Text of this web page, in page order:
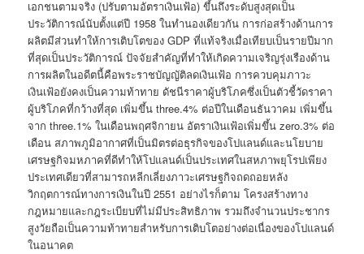
เอกชนตามจริง (ปรับตามอัตราเงินเฟ้อ) ขึ้นถึงระดับสูงสุดเป็น
ประวัติการณ์นับตั้งแต่ปี 1958 ในทำนองเดียวกัน การก่อสร้างด้านการ
ผลิตมีส่วนทำให้การเติบโตของ GDP ที่แท้จริงเมื่อเทียบเป็นรายปีมาก
ที่สุดเป็นประวัติการณ์ ปัจจัยสำคัญที่ทำให้เกิดความเจริญรุ่งเรืองด้าน
การผลิตในอดีตนี้คือพระราชบัญญัติลดเงินเฟ้อ การควบคุมภาวะ
เงินเฟ้อยังคงเป็นความท้าทาย ดัชนีราคาผู้บริโภคซึ่งเป็นตัวชี้วัดราคา
ผู้บริโภคที่กว้างที่สุด เพิ่มขึ้น three.4% ต่อปีในเดือนธันวาคม เพิ่มขึ้น
จาก three.1% ในเดือนพฤศจิกายน อัตราเงินเฟ้อเพิ่มขึ้น zero.3% ต่อ
เดือน สภาพภูมิอากาศที่เป็นมิตรต่อธุรกิจของโปแลนด์และนโยบาย
เศรษฐกิจมหภาคที่ดีทำให้โปแลนด์เป็นประเทศในสหภาพยุโรปเพียง
ประเทศเดียวที่สามารถหลีกเลี่ยงภาวะเศรษฐกิจถดถอยหลัง
วิกฤตการณ์ทางการเงินในปี 2551 อย่างไรก็ตาม โครงสร้างทาง
กฎหมายและกฎระเบียบที่ไม่มีประสิทธิภาพ รวมถึงจำนวนประชากร
สูงวัยถือเป็นความท้าทายสำหรับการเติบโตอย่างต่อเนื่องของโปแลนด์
ในอนาคต